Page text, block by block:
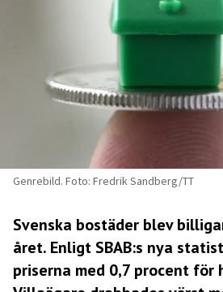
Genrebild. Foto: Fredrik Sandberg/TT
Svenska bostäder blev
året. Enligt SBAB:s nya
priserna med 0,7 procent för